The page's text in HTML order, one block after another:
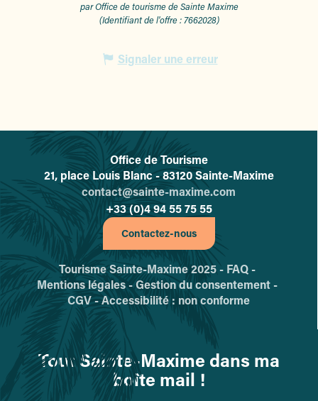
par Office de tourisme de Sainte Maxime
(Identifiant de l'offre :7662028)
Signaler une erreur
L'office de tourisme de Sainte-
Office de Tourisme
21, place Louis Blanc - 83120 Sainte-Maxime
contact@sainte-maxime.com
+33 (0)4 94 55 75 55
Contactez-nous
Tourisme Sainte-Maxime 2025 - FAQ -
Mentions légales -Gestion du consentement -
CGV -Accessibilité : non conforme
Tout Sainte-Maxime dans ma
boîte mail !